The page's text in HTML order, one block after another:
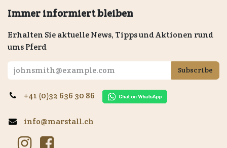
Immer informiert bleiben
Erhalten Sie aktuelle News, Tipps und Aktionen rund
ums Pferd
Subscribe
+41 (0)32 636 30 86
info@marstall.ch